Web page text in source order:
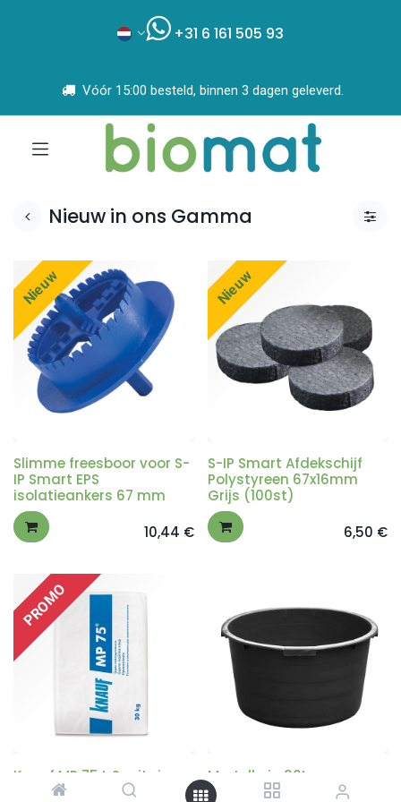
+31 6 161 505 93
Vóór 15:00 besteld, binnen 3 dagen geleverd.
Nieuw in ons Gamma
Nieuw
Slimme freesboor voor S-
IP Smart EPS
isolatieankers 67 mm
10,44 €
Nieuw
S-IP Smart Afdekschijf
Polystyreen 67x16mm
Grijs (100st)
6,50 €
PROMO
Knauf MP 75 L Spuitgips –
Lichtgewicht Gipspleister
Mortelkuip 90L –
Professionele Speciekuip